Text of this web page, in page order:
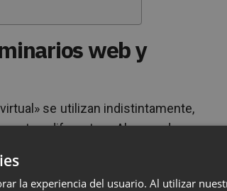
web y
se utilizan indistintamente,
diferentes. Al aprender a
el evento que mejor se adapte
virtual.
la experiencia del usuario. Al utilizar